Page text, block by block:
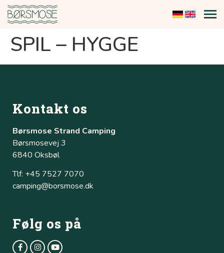
SPIL – HYGGE
Kontakt os
Børsmose Strand Camping
Børsmosevej 3
6840 Oksbøl
Tlf: +45 7527 7070
camping@borsmose.dk
Følg os på